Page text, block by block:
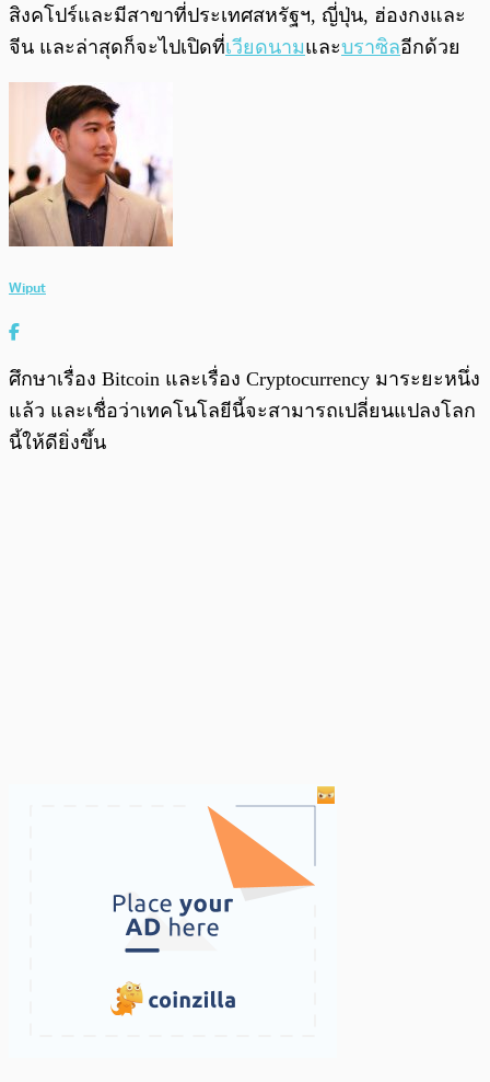
สิงคโปร์และมีสาขาที่ประเทศสหรัฐฯ, ญี่ปุ่น, ฮ่องกงและ
จีน และล่าสุดก็จะไปเปิดที่เวียดนามและบราซิลอีกด้วย
Wiput
ศึกษาเรื่อง Bitcoin และเรื่อง Cryptocurrency มาระยะหนึ่ง
แล้ว และเชื่อว่าเทคโนโลยีนี้จะสามารถเปลี่ยนแปลงโลก
นี้ให้ดียิ่งขึ้น